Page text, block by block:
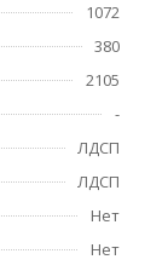
1072
380
2105
-
ЛДСП
ЛДСП
Нет
Нет